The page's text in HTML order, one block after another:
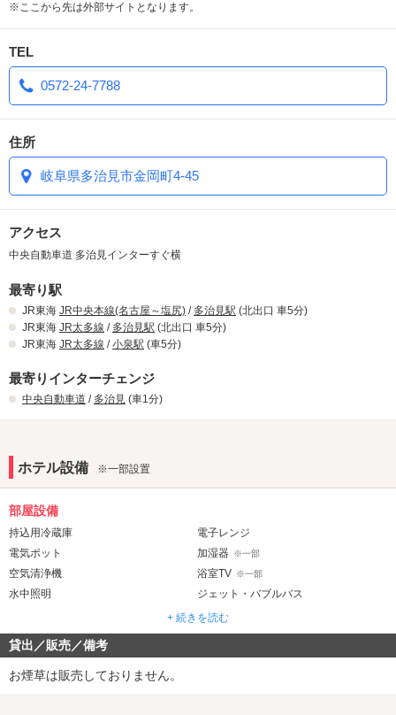
露天風呂、岩盤浴、マイクロバブルバ
ス、7色に光るレインボーバスなど
うれしい設備がいっぱい！
マイクロバブルバス、ナノ水で女性の
お客様の美肌効果も
アップ、二人の時間をさらに魅力的
に。
記念日や特別な日に一度ご利用してみ
てはいかがでしょうか！
他にもメンバーズ特典、バースデー割
などのお得がいっぱい！
※ここから先は外部サイトとなります。
TEL
0572-24-7788
住所
岐阜県多治見市金岡町4-45
アクセス
中央自動車道 多治見インターすぐ横
最寄り駅
JR東海 JR中央本線(名古屋～塩尻) / 多治見駅 (北出口 車5分)
JR東海 JR太多線 / 多治見駅 (北出口 車5分)
JR東海 JR太多線 /小泉駅 (車5分)
最寄りインターチェンジ
中央自動車道 / 多治見 (車1分)
ホテル設備 ※一部設置
部屋設備
持込用冷蔵庫
電子レンジ
電気ポット
加湿器 ※一部
空気清浄機 浴室TV ※一部
水中照明
ジェット・バブルバス
露天風呂
岩盤浴 ※一部
音響・映像・通信
+ 続きを読む
貸出／販売／備考
お煙草は販売しておりません。